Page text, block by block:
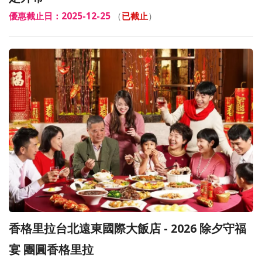
優惠截止日：2025-12-25 （已截止）
香格里拉台北遠東國際大飯店 - 2026 除夕守福
宴 團圓香格里拉